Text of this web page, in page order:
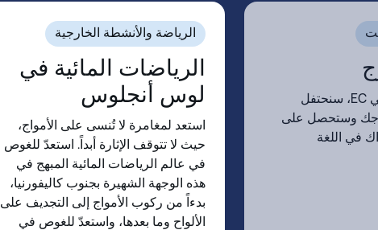
في يومك الأخير في EC، سنحتفل
وستحصل على
في اللغة
الرياضة والأنشطة الخارجية
الرياضات المائية في
لوس أنجلوس
استعد لمغامرة لا تُنسى على الأمواج،
حيث لا تتوقف الإثارة أبداً. استعدّ للغوص
في عالم الرياضات المائية المبهج في
هذه الوجهة الشهيرة بجنوب كاليفورنيا،
بدءاً من ركوب الأمواج إلى التجديف على
الألواح وما بعدها، واستعدّ للغوص في